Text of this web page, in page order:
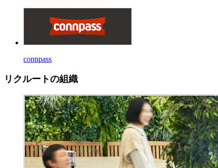
connpass
リクルートの組織